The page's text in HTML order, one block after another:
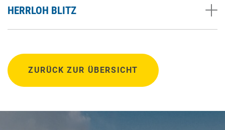
HERRLOH BLITZ
ZURÜCK ZUR ÜBERSICHT